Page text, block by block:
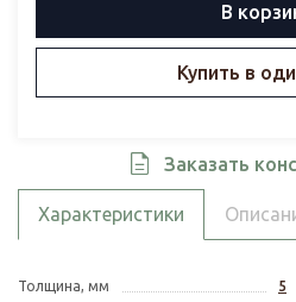
В
Купить в
Заказать
Характеристики
Толщина, мм 5